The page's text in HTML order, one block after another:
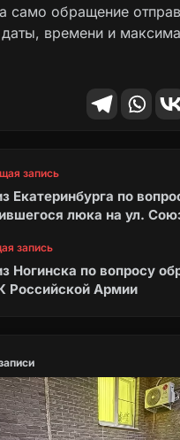
само обращение
времени и
запись
Екатеринбурга по
люка на ул.
запись
Ногинска по вопросу
Российской Армии